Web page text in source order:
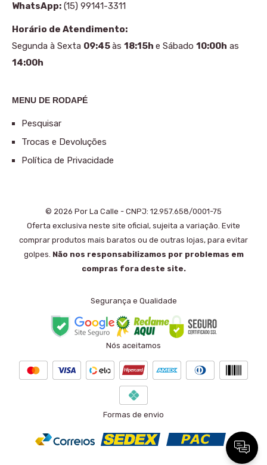
WhatsApp: (15) 99141-3311
Horário de Atendimento:
Segunda à Sexta 09:45às 18:15h e Sábado 10:00h as
14:00h
MENU DE RODAPÉ
Pesquisar
Trocas e Devoluções
Política de Privacidade
© 2026 Por La Calle - CNPJ: 12.957.658/0001-75
Oferta exclusiva neste site oficial, sujeita a variação. Evite
comprar produtos mais baratos ou de outras lojas, para evitar
golpes. Não nos responsabilizamos por problemas em
compras fora deste site.
Segurança e Qualidade
Nós aceitamos
Formas de envio